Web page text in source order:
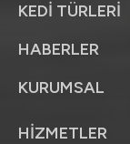
KEDİ TÜRLERİ
HABERLER
KURUMSAL
HİZMETLER